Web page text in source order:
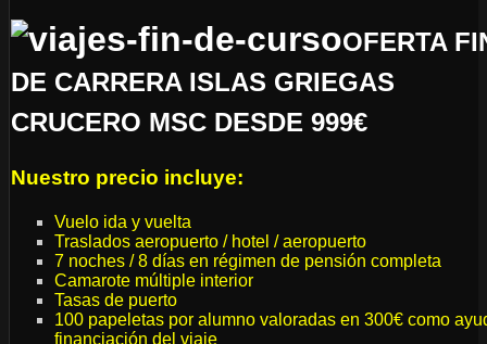
OFERTA
DE CARRERA ISLAS GRIEGAS
CRUCERO MSC DESDE 999€
Nuestro precio incluye:
Vuelo ida y vuelta
Traslados aeropuerto / hotel / aeropuerto
7 noches / 8 días en régimen de pensión completa
Camarote múltiple interior
Tasas de puerto
100 papeletas por alumno valoradas en 300€ como
financiación del viaje